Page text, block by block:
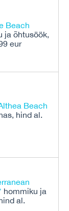
Beach
ja õhtusöök,
eur
Beach
hind al.
hommiku ja
al.